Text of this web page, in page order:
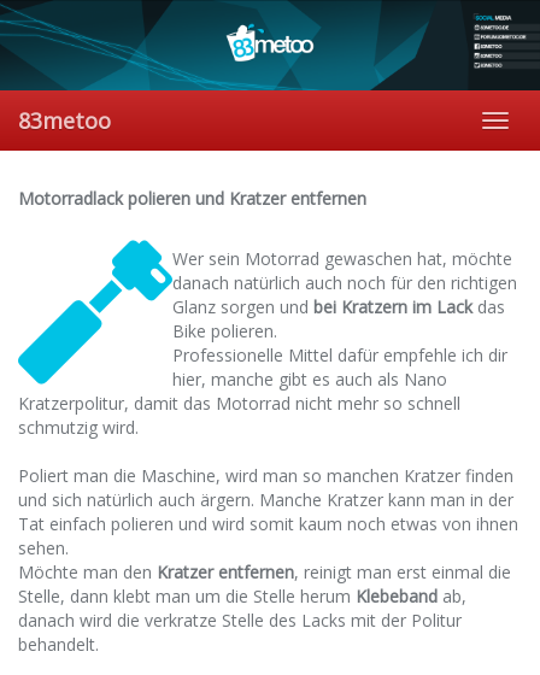
Skip
to
content
83metoo
Motorradlack polieren und Kratzer entfernen
Wer sein Motorrad gewaschen hat, möchte
danach natürlich auch noch für den richtigen
Glanz sorgen und bei Kratzern im Lackdas
Bike polieren.
Professionelle Mittel dafür empfehle ich dir
hier, manche gibt es auch als Nano
Kratzerpolitur, damit das Motorrad nicht mehr so schnell
schmutzig wird.
Poliert man die Maschine, wird man so manchen Kratzer finden
und sich natürlich auch ärgern. Manche Kratzer kann man in der
Tat einfach polieren und wird somit kaum noch etwas von ihnen
sehen.
Möchte man den Kratzer entfernen, reinigt man erst einmal die
Stelle, dann klebt man um die Stelle herum Klebeband ab,
danach wird die verkratze Stelle des Lacks mit der Politur
behandelt.